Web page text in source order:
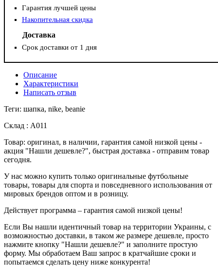
Гарантия лучшей цены
Накопительная скидка
Доставка
Срок доставки от 1 дня
Описание
Характеристики
Написать отзыв
Теги: шапка, nike, beanie
Склад : А011
Товар: оригинал, в наличии, гарантия самой низкой цены -
акция "Нашли дешевле?", быстрая доставка - отправим товар
сегодня.
У нас можно купить только оригинальные футбольные
товары, товары для спорта и повседневного использования от
мировых брендов оптом и в розницу.
Действует программа – гарантия самой низкой цены!
Если Вы нашли идентичный товар на территории Украины, с
возможностью доставки, в таком же размере дешевле, просто
нажмите кнопку "Нашли дешевле?" и заполните простую
форму. Мы обработаем Ваш запрос в кратчайшие сроки и
попытаемся сделать цену ниже конкурента!